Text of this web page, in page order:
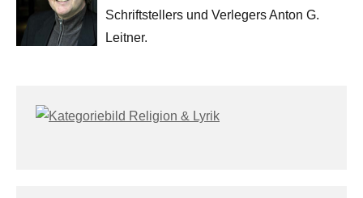
Schriftstellers und Verlegers Anton G.
Leitner.